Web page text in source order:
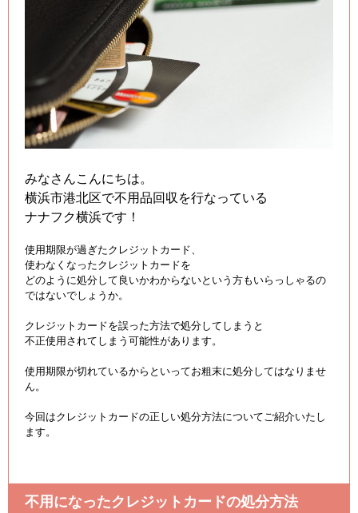
みなさんこんにちは。
横浜市港北区で不用品回収を行なっている
ナナフク横浜です！
使用期限が過ぎたクレジットカード、
使わなくなったクレジットカードを
どのように処分して良いかわからないという方もいらっしゃるの
ではないでしょうか。
クレジットカードを誤った方法で処分してしまうと
不正使用されてしまう可能性があります。
使用期限が切れているからといってお粗末に処分してはなりませ
ん。
今回はクレジットカードの正しい処分方法についてご紹介いたし
ます。
不用になったクレジットカードの処分方法